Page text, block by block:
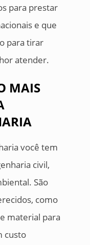
para prestar
e que
para tirar
atender.
MAIS
você tem
civil,
São
como
material para
custo